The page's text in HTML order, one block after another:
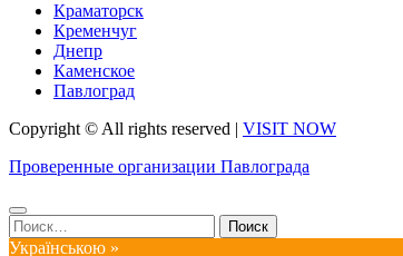
Краматорск
Кременчуг
Днепр
Каменское
Павлоград
Copyright © All rights reserved | VISIT NOW
Проверенные организации Павлограда
Найти:
Українською »